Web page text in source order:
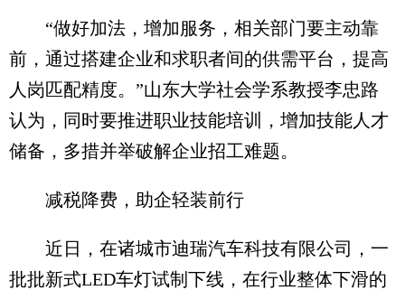
“做好加法，增加服务，相关部门要主动靠
前，通过搭建企业和求职者间的供需平台，提高
人岗匹配精度。”山东大学社会学系教授李忠路
认为，同时要推进职业技能培训，增加技能人才
储备，多措并举破解企业招工难题。
减税降费，助企轻装前行
近日，在诸城市迪瑞汽车科技有限公司，一
批批新式LED车灯试制下线，在行业整体下滑的